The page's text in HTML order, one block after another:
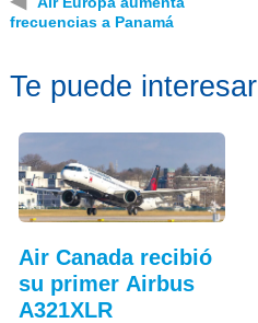
frecuencias a Panamá
Te puede interesar
Air Canada recibió
su primer Airbus
A321XLR